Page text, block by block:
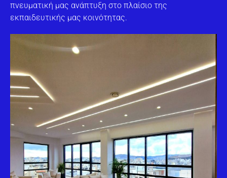
πνευματική μας ανάπτυξη στο πλαίσιο της
εκπαιδευτικής μας κοινότητας.